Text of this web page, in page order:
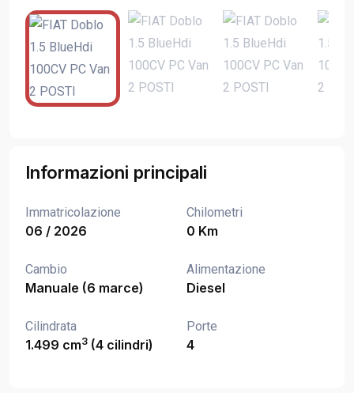
Informazioni principali
Immatricolazione
06 / 2026
Chilometri
0 Km
Cambio
Manuale (6 marce)
Alimentazione
Diesel
Cilindrata
1.499 cm3 (4 cilindri)
Porte
4